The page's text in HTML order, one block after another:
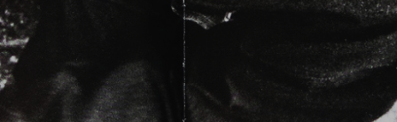
ANDERSON .PAAK
ARMY OF THE PHARAOHS
ARRESTED DEVELOPMENT
ARTIFACTS
A$AP FERG